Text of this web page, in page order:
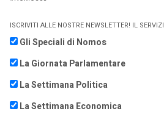
ISCRIVITI ALLE NOSTRE NEWSLETTER! IL
Gli Speciali di Nomos
La Giornata Parlamentare
La Settimana Politica
La Settimana Economica